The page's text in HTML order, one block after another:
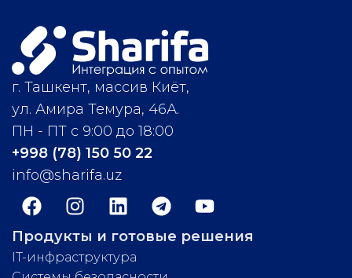
Accessories
Potenti parturient parturie
г. Ташкент, массив Киёт,
ул. Амира Темура, 46А.
ПН - ПТ с 9:00 до 18:00
+998 (78) 150 50 22
info@sharifa.uz
Продукты и готовые решения
IT-инфраструктура